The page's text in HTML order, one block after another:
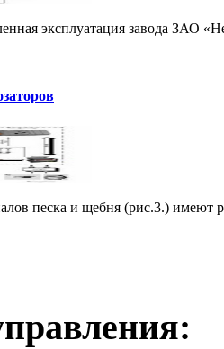
эксплуатация завода ЗАО
песка и щебня (рис.3.) имеют